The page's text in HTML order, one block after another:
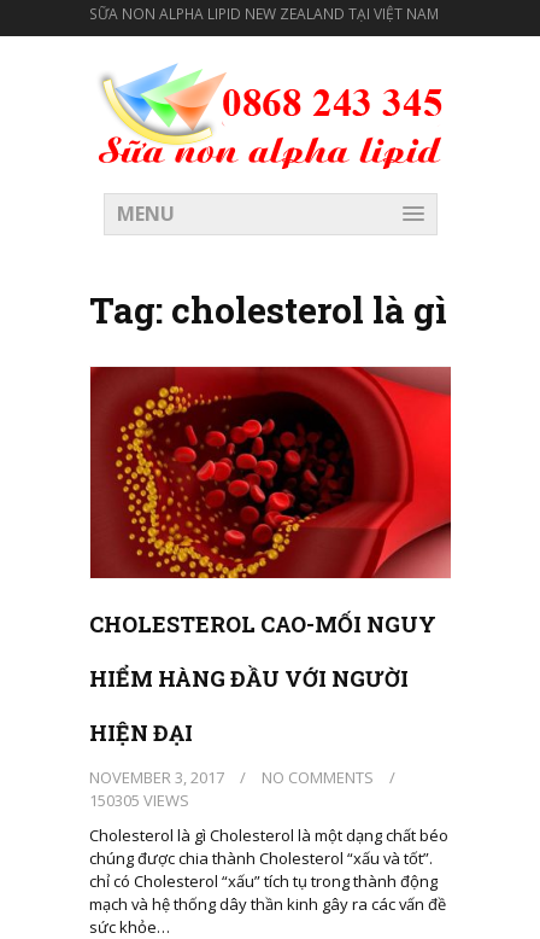
SỮA NON ALPHA LIPID NEW ZEALAND TẠI VIỆT NAM
MENU
Tag: cholesterol là gì
CHOLESTEROL CAO-MỐI NGUY
HIỂM HÀNG ĐẦU VỚI NGƯỜI
HIỆN ĐẠI
NOVEMBER 3, 2017 / NO COMMENTS
/
150305 VIEWS
Cholesterol là gì Cholesterol là một dạng chất béo
chúng được chia thành Cholesterol “xấu và tốt”.
chỉ có Cholesterol “xấu” tích tụ trong thành động
mạch và hệ thống dây thần kinh gây ra các vấn đề
sức khỏe…